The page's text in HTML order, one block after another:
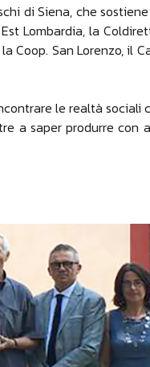
di Siena, che
la
San Lorenzo, il
le realtà sociali
a saper produrre con